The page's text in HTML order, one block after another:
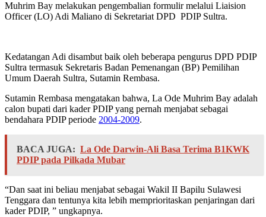
Muhrim Bay melakukan pengembalian formulir melalui Liaision
Officer (LO) Adi Maliano di Sekretariat DPD PDIP Sultra.
Kedatangan Adi disambut baik oleh beberapa pengurus DPD PDIP
Sultra termasuk Sekretaris Badan Pemenangan (BP) Pemilihan
Umum Daerah Sultra, Sutamin Rembasa.
Sutamin Rembasa mengatakan bahwa, La Ode Muhrim Bay adalah
calon bupati dari kader PDIP yang pernah menjabat sebagai
bendahara PDIP periode 2004-2009.
BACA JUGA: La Ode Darwin-Ali Basa Terima B1KWK
PDIP pada Pilkada Mubar
“Dan saat ini beliau menjabat sebagai Wakil II Bapilu Sulawesi
Tenggara dan tentunya kita lebih memprioritaskan penjaringan dari
kader PDIP, ” ungkapnya.